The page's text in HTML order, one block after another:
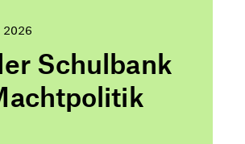
Schulbank